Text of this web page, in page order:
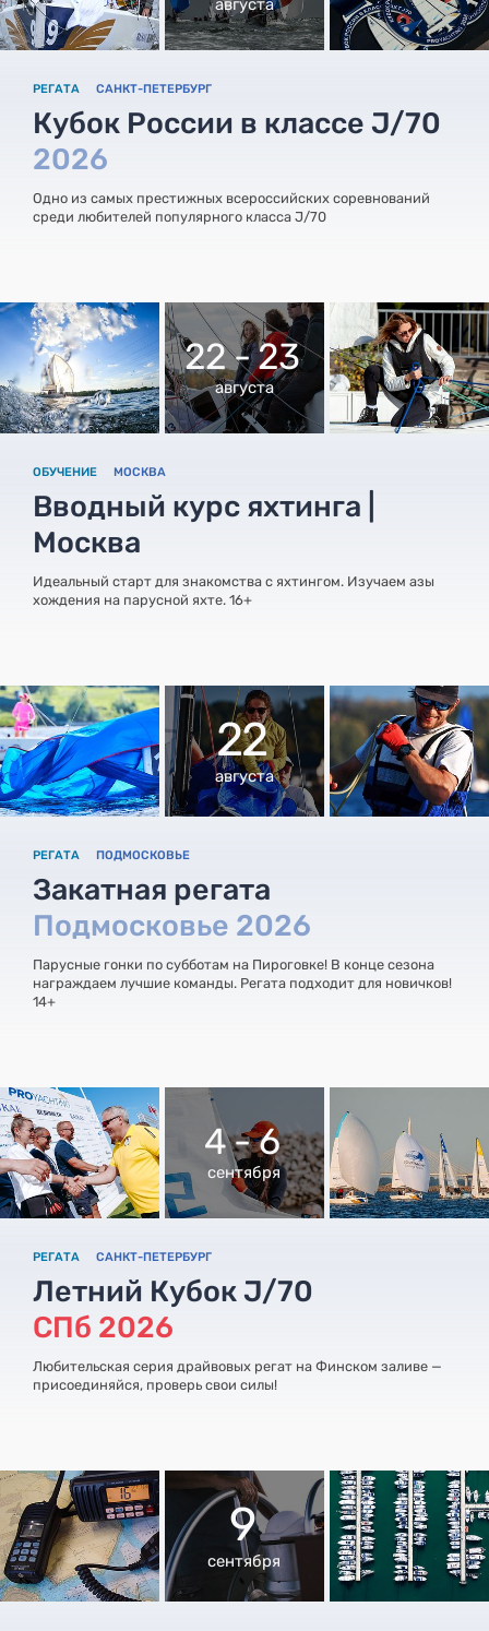
августа
РЕГАТА САНКТ-ПЕТЕРБУРГ
Кубок России в классе J/70
2026
Одно из самых престижных всероссийских соревнований
среди любителей популярного класса J/70
22 - 23
августа
ОБУЧЕНИЕ МОСКВА
Вводный курс яхтинга |
Москва
Идеальный старт для знакомства с яхтингом. Изучаем азы
хождения на парусной яхте. 16+
22
августа
РЕГАТА ПОДМОСКОВЬЕ
Закатная регата
Подмосковье 2026
Парусные гонки по субботам на Пироговке! В конце сезона
награждаем лучшие команды. Регата подходит для новичков!
14+
4 - 6
сентября
РЕГАТА САНКТ-ПЕТЕРБУРГ
Летний Кубок J/70
СПб 2026
Любительская серия драйвовых регат на Финском заливе —
присоединяйся, проверь свои силы!
9
сентября